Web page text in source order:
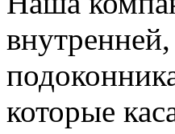
которые